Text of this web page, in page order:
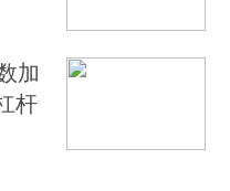
加
杆